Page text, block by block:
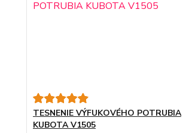
TESNENIE VÝFUKOVÉHO POTRUBIA
KUBOTA V1505